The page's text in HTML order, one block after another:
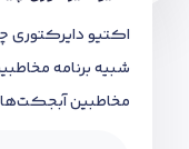
اکتیو دایرکتوری
شبیه برنامه
مخاطبین آبجکت‌ها